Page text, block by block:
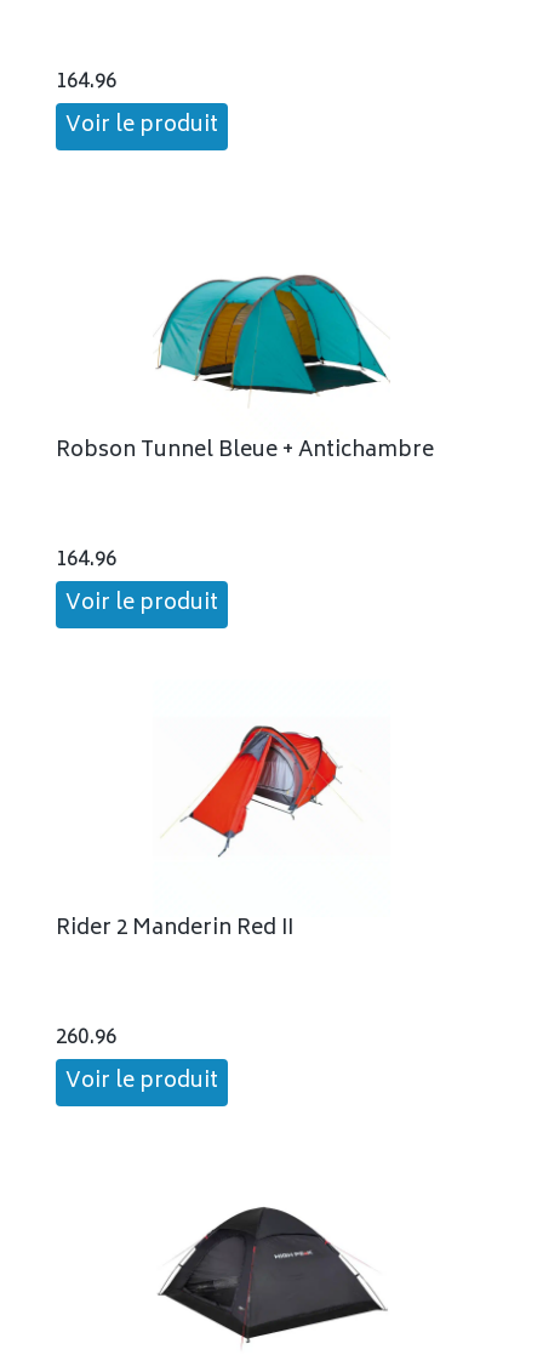
164.96
Voir le produit
Robson Tunnel Bleue + Antichambre
164.96
Voir le produit
Rider 2 Manderin Red II
260.96
Voir le produit